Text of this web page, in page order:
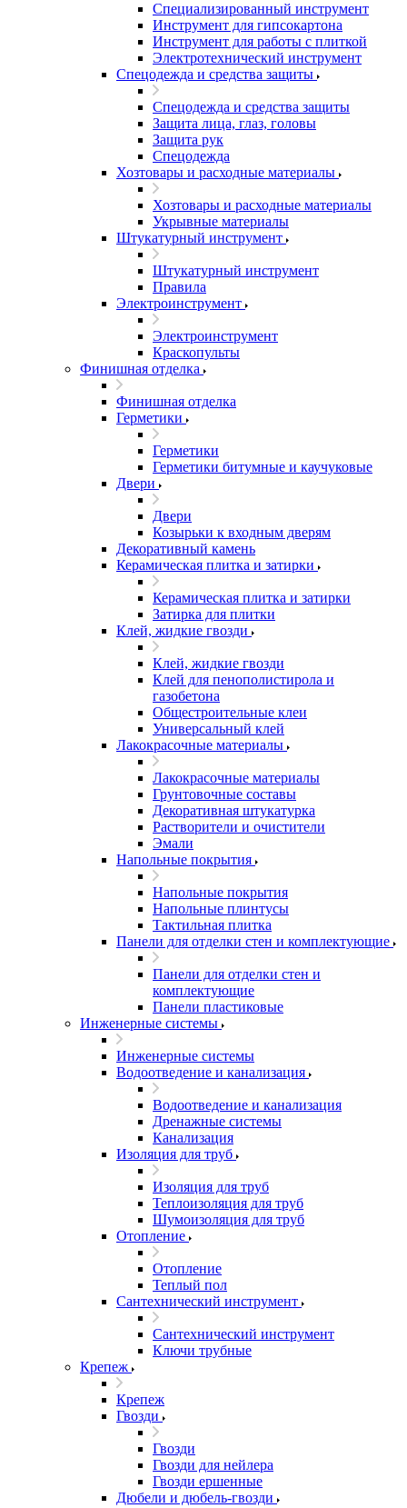
Специализированный инструмент
Инструмент для гипсокартона
Инструмент для работы с плиткой
Электротехнический инструмент
Спецодежда и средства защиты
Спецодежда и средства защиты
Защита лица, глаз, головы
Защита рук
Спецодежда
Хозтовары и расходные материалы
Хозтовары и расходные материалы
Укрывные материалы
Штукатурный инструмент
Штукатурный инструмент
Правила
Электроинструмент
Электроинструмент
Краскопульты
Финишная отделка
Финишная отделка
Герметики
Герметики
Герметики битумные и каучуковые
Двери
Двери
Козырьки к входным дверям
Декоративный камень
Керамическая плитка и затирки
Керамическая плитка и затирки
Затирка для плитки
Клей, жидкие гвозди
Клей, жидкие гвозди
Клей для пенополистирола и
газобетона
Общестроительные клеи
Универсальный клей
Лакокрасочные материалы
Лакокрасочные материалы
Грунтовочные составы
Декоративная штукатурка
Растворители и очистители
Эмали
Напольные покрытия
Напольные покрытия
Напольные плинтусы
Тактильная плитка
Панели для отделки стен и комплектующие
Панели для отделки стен и
комплектующие
Панели пластиковые
Инженерные системы
Инженерные системы
Водоотведение и канализация
Водоотведение и канализация
Дренажные системы
Канализация
Изоляция для труб
Изоляция для труб
Теплоизоляция для труб
Шумоизоляция для труб
Отопление
Отопление
Теплый пол
Сантехнический инструмент
Сантехнический инструмент
Ключи трубные
Крепеж
Крепеж
Гвозди
Гвозди
Гвозди для нейлера
Гвозди ершенные
Дюбели и дюбель-гвозди